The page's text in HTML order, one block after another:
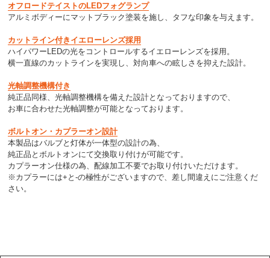
オフロードテイストのLEDフォグランプ
アルミボディーにマットブラック塗装を施し、タフな印象を与えます。
カットライン付きイエローレンズ採用
ハイパワーLEDの光をコントロールするイエローレンズを採用。
横一直線のカットラインを実現し、対向車への眩しさを抑えた設計。
光軸調整機構付き
純正品同様、光軸調整機構を備えた設計となっておりますので、
お車に合わせた光軸調整が可能となっております。
ボルトオン・カプラーオン設計
本製品はバルブと灯体が一体型の設計の為、
純正品とボルトオンにて交換取り付けが可能です。
カプラーオン仕様の為、配線加工不要でお取り付けいただけます。
※カプラーには+と-の極性がございますので、差し間違えにご注意くだ
さい。